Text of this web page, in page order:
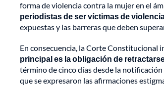
forma de violencia contra la mujer en el
periodistas de ser víctimas de
expuestas y las barreras que deben
En consecuencia, la Corte Constitucional
principal es la obligación de
término de cinco días desde la
que se expresaron las afirmaciones